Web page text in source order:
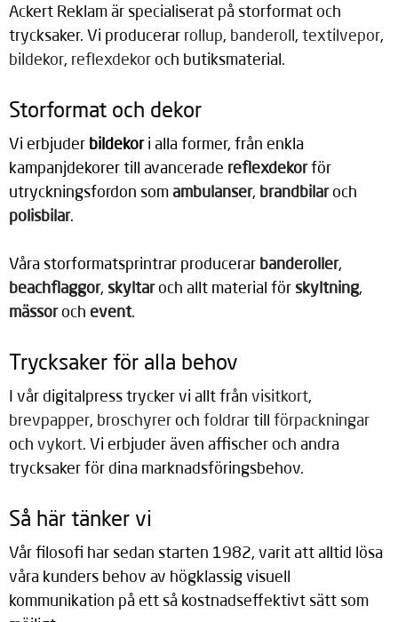
Ackert Reklam är specialiserat på storformat och
trycksaker. Vi producerar rollup, banderoll, textilvepor,
bildekor, reflexdekor och butiksmaterial.
Storformat och dekor
Vi erbjuder bildekor i alla former, från enkla
kampanjdekorer till avancerade reflexdekor för
utryckningsfordon som ambulanser, brandbilar
polisbilar.
Våra storformatsprintrar producerar banderoller
beachflaggor, skyltar och allt material för skyltning
mässor och event.
Trycksaker för alla behov
I vår digitalpress trycker vi allt från visitkort,
brevpapper, broschyrer och foldrartill förpackningar
och vykort. Vi erbjuder även affischer och andra
trycksaker för dina marknadsföringsbehov.
Så här tänker vi
Vår filosofi har sedan starten 1982, varit att alltid lösa
våra kunders behov av högklassig visuell
kommunikation på ett så kostnadseffektivt sätt som